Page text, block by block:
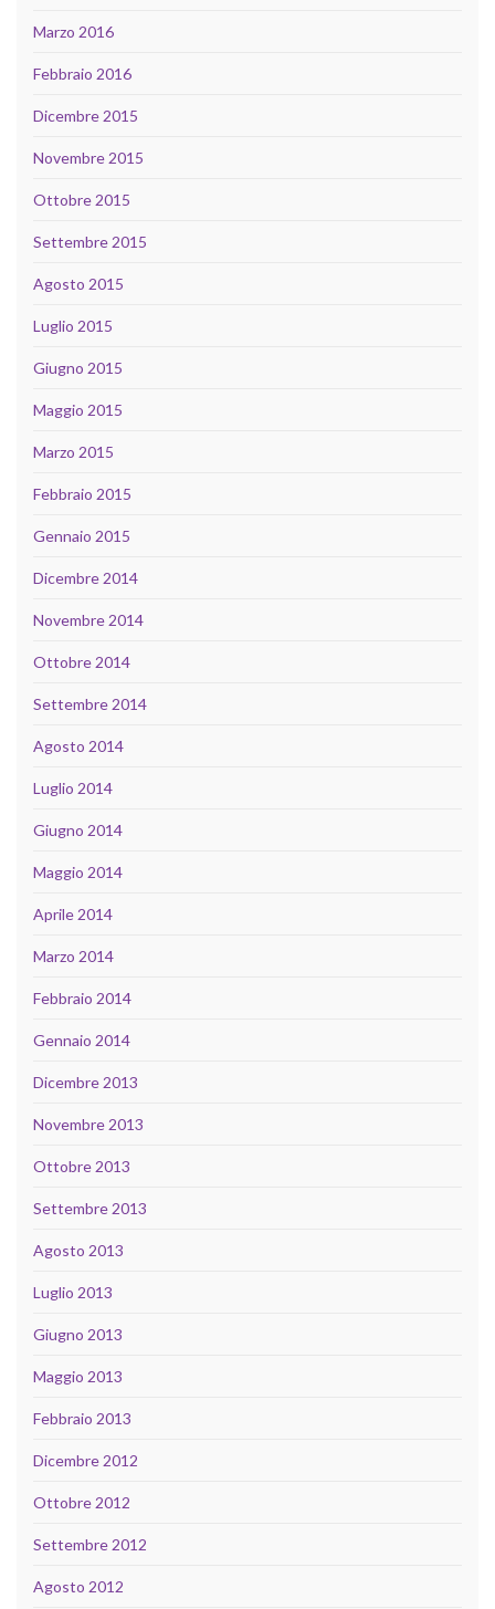
Marzo 2016
Febbraio 2016
Dicembre 2015
Novembre 2015
Ottobre 2015
Settembre 2015
Agosto 2015
Luglio 2015
Giugno 2015
Maggio 2015
Marzo 2015
Febbraio 2015
Gennaio 2015
Dicembre 2014
Novembre 2014
Ottobre 2014
Settembre 2014
Agosto 2014
Luglio 2014
Giugno 2014
Maggio 2014
Aprile 2014
Marzo 2014
Febbraio 2014
Gennaio 2014
Dicembre 2013
Novembre 2013
Ottobre 2013
Settembre 2013
Agosto 2013
Luglio 2013
Giugno 2013
Maggio 2013
Febbraio 2013
Dicembre 2012
Ottobre 2012
Settembre 2012
Agosto 2012